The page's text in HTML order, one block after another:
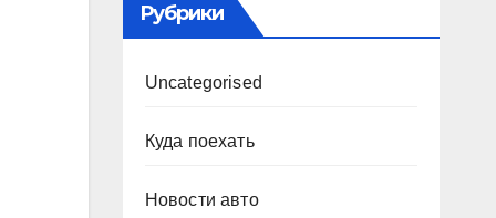
Рубрики
Uncategorised
Куда поехать
Новости авто